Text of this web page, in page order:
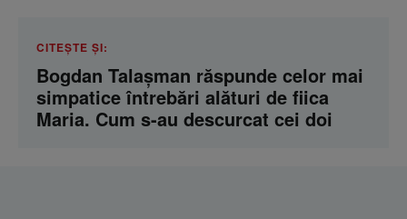
CITEȘTE ȘI:
Bogdan Talașman răspunde celor mai
simpatice întrebări alături de fiica
Maria. Cum s-au descurcat cei doi